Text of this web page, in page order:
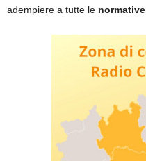
adempiere a tutte le normative